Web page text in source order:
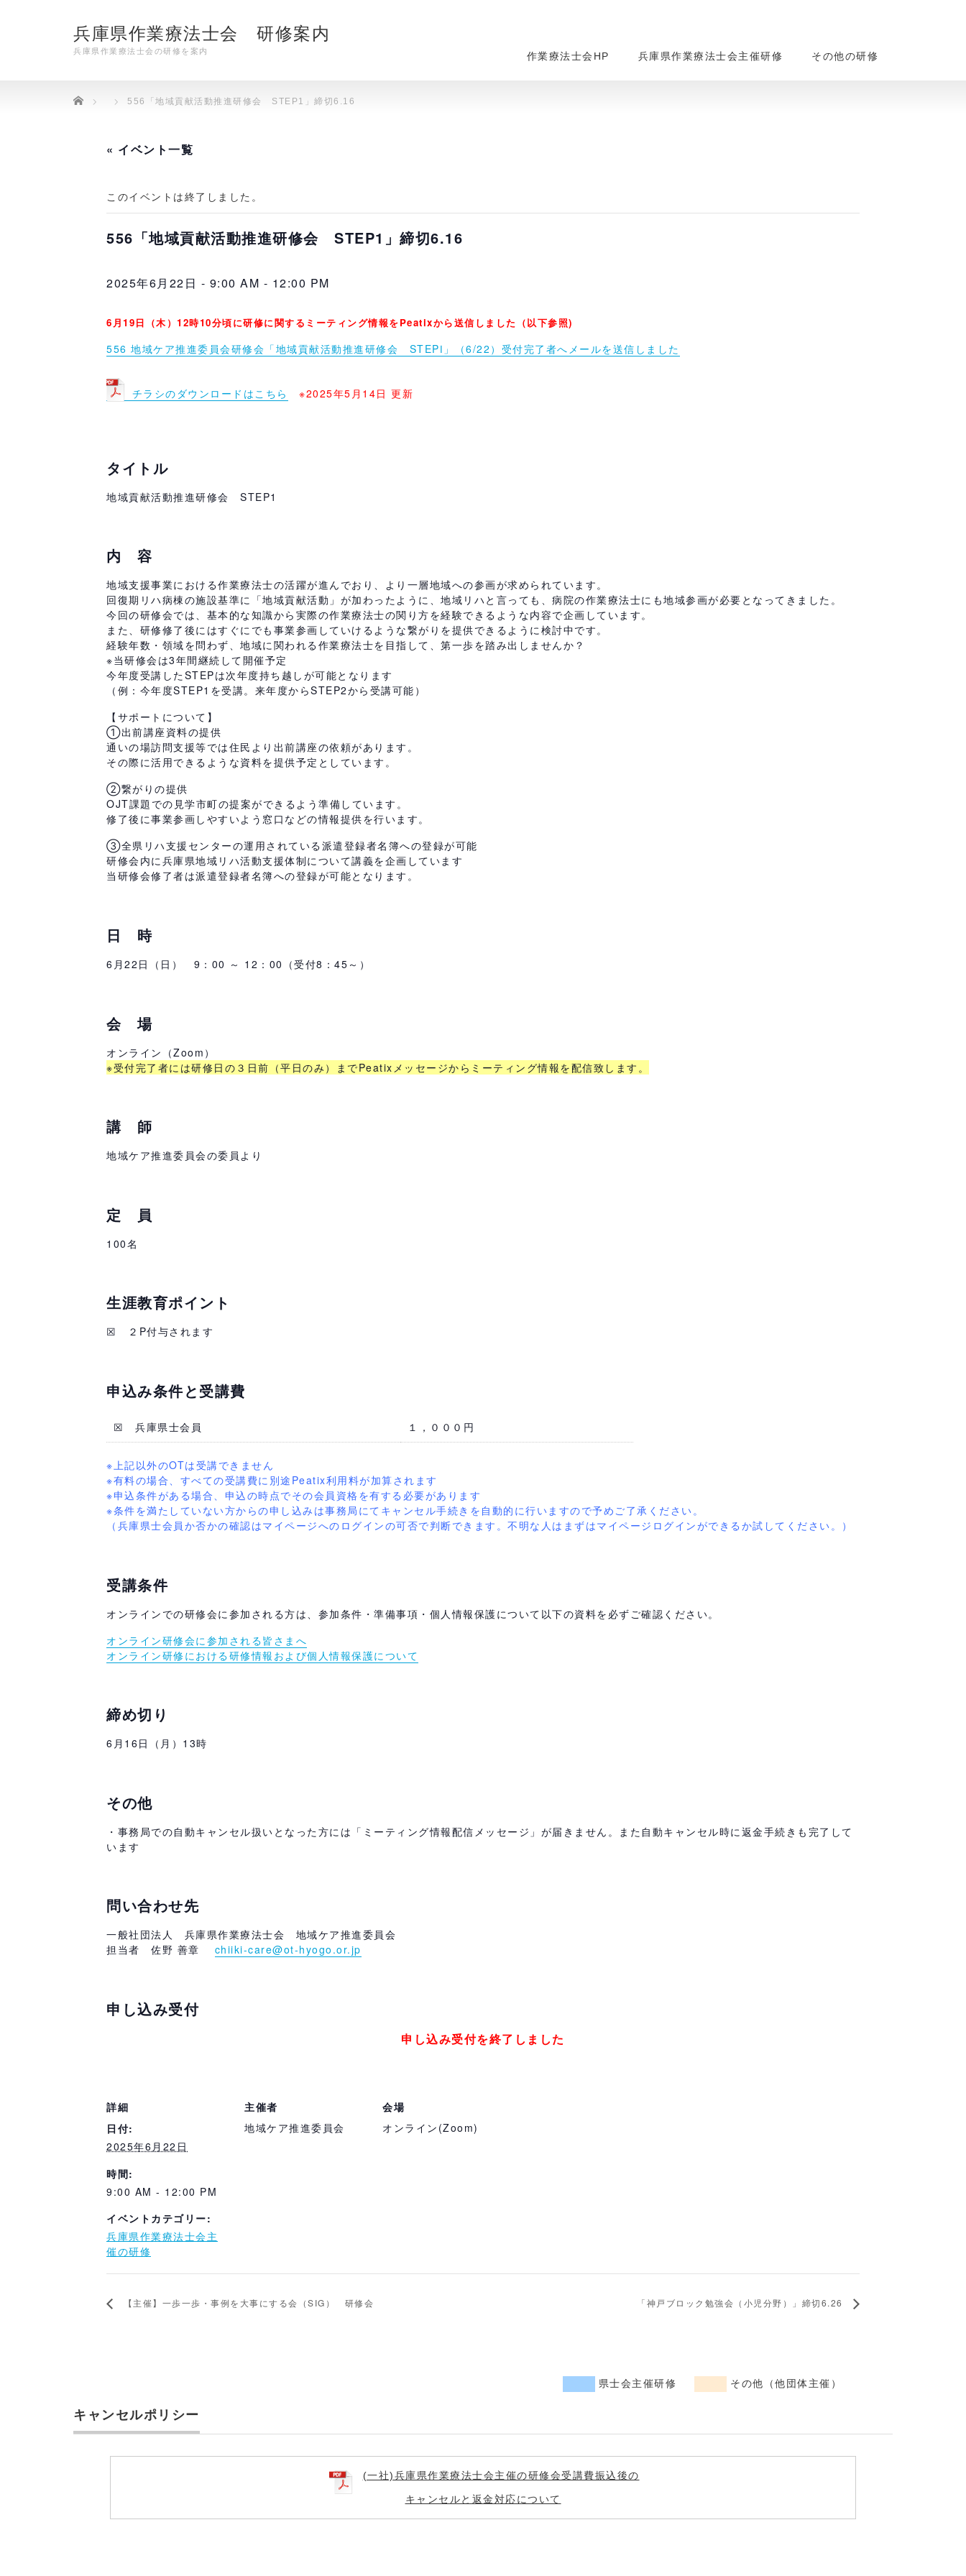
兵庫県作業療法士会 研修案内
兵庫県作業療法士会の研修を案内 作業療法士会HP 兵庫県作業療法士会主催研修 その他の研修
Home 556「地域貢献活動推進研修会 STEP1」締切6.16
« イベント一覧
このイベントは終了しました。
556「地域貢献活動推進研修会 STEP1」締切6.16
2025年6月22日 - 9:00 AM - 12:00 PM
6月19日（木）12時10分頃に研修に関するミーティング情報をPeatixから送信しました（以下参照)
556 地域ケア推進委員会研修会「地域貢献活動推進研修会 STEPⅠ」（6/22）受付完了者へメールを送信しました
－
チラシのダウンロードはこちら
※2025年5月14日 更新
タイトル
地域貢献活動推進研修会 STEP1
内 容
地域支援事業における作業療法士の活躍が進んでおり、より一層地域への参画が求められています。
回復期リハ病棟の施設基準に「地域貢献活動」が加わったように、地域リハと言っても、病院の作業療法士にも地域参画が必要となってきました。
今回の研修会では、基本的な知識から実際の作業療法士の関り方を経験できるような内容で企画しています。
また、研修修了後にはすぐにでも事業参画していけるような繋がりを提供できるように検討中です。
経験年数・領域を問わず、地域に関われる作業療法士を目指して、第一歩を踏み出しませんか？
※当研修会は3年間継続して開催予定
今年度受講したSTEPは次年度持ち越しが可能となります
（例：今年度STEP1を受講。来年度からSTEP2から受講可能）
【サポートについて】
①出前講座資料の提供
通いの場訪問支援等では住民より出前講座の依頼があります。
その際に活用できるような資料を提供予定としています。
②繋がりの提供
OJT課題での見学市町の提案ができるよう準備しています。
修了後に事業参画しやすいよう窓口などの情報提供を行います。
③全県リハ支援センターの運用されている派遣登録者名簿への登録が可能
研修会内に兵庫県地域リハ活動支援体制について講義を企画しています
当研修会修了者は派遣登録者名簿への登録が可能となります。
日 時
6月22日（日） 9：00 ～ 12：00（受付8：45～）
会 場
オンライン（Zoom）
※受付完了者には研修日の３日前（平日のみ）までPeatixメッセージからミーティング情報を配信致します。
講 師
地域ケア推進委員会の委員より
定 員
100名
生涯教育ポイント
☒ ２P付与されます
申込み条件と受講費
☒ 兵庫県士会員
１，０００円
※上記以外のOTは受講できません
※有料の場合、すべての受講費に別途Peatix利用料が加算されます
※申込条件がある場合、申込の時点でその会員資格を有する必要があります
※条件を満たしていない方からの申し込みは事務局にてキャンセル手続きを自動的に行いますので予めご了承ください。
（兵庫県士会員か否かの確認はマイページへのログインの可否で判断できます。不明な人はまずはマイページログインができるか試してください。 ）
受講条件
オンラインでの研修会に参加される方は、参加条件・準備事項・個人情報保護について以下の資料を必ずご確認ください。
オンライン研修会に参加される皆さまへ
オンライン研修における研修情報および個人情報保護について
締め切り
6月16日（月）13時
その他
・事務局での自動キャンセル扱いとなった方には「ミーティング情報配信メッセージ」が届きません。また自動キャンセル時に返金手続きも完了して
います
問い合わせ先
一般社団法人 兵庫県作業療法士会 地域ケア推進委員会
担当者 佐野 善章 chiiki-care@ot-hyogo.or.jp
申し込み受付
申し込み受付を終了しました
詳細
日付:
2025年6月22日
時間:
9:00 AM - 12:00 PM
イベントカテゴリー:
兵庫県作業療法士会主
催の研修
主催者
地域ケア推進委員会
会場
オンライン(Zoom)
【主催】一歩一歩・事例を大事にする会（SIG） 研修会 「神戸ブロック勉強会（小児分野）」締切6.26
県士会主催研修 その他（他団体主催）
キャンセルポリシー
(一社)兵庫県作業療法士会主催の研修会受講費振込後の
キャンセルと返金対応について